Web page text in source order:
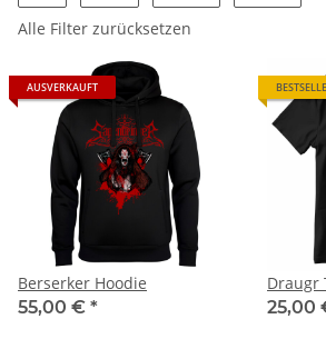
Alle Filter zurücksetzen
AUSVERKAUFT
Berserker Hoodie
55,00 € *
Draugr
25,00